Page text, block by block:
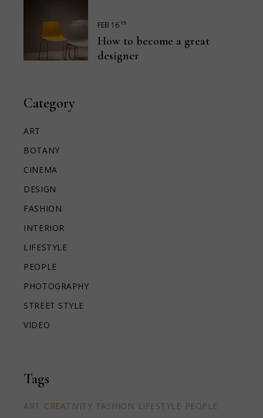
FEB 16 th
How to become a great
designer
Category
ART
BOTANY
CINEMA
DESIGN
FASHION
INTERIOR
LIFESTYLE
PEOPLE
PHOTOGRAPHY
STREET STYLE
VIDEO
Tags
ART CREATIVITY FASHION LIFESTYLE PEOPLE